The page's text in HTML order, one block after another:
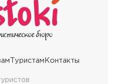
Туристам Контакты